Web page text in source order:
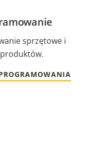
sprzętowe i